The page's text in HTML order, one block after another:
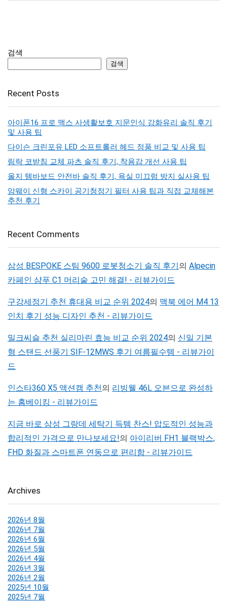
검색
검색
Recent Posts
아이폰16 프로 맥스 사생활보호 지문인식 강화유리 솔직 후기
및 사용 팁
다이슨 크린포유 LED 소프트롤러 헤드 정품 비교 및 사용 팁
림락 코받침 교체 파츠 솔직 후기, 착용감 개선 사용 팁
올지 템바보드 안전바 솔직 후기, 욕실 미끄럼 방지 실사용 팁
암웨이 신형 스카이 공기청정기 필터 사용 팁과 직접 교체해본
추천 후기
Recent Comments
삼성 BESPOKE 스팀 9600 로봇청소기 솔직 후기의 Alpecin
카페인 샴푸 C1 머리숱 고민 해결! - 리뷰가이드
구강세정기 추천 휴대용 비교 순위 2024의 맥북 에어 M4 13
인치 후기 성능 디자인 추천 - 리뷰가이드
밀크씨슬 추천 실리마린 효능 비교 순위 2024의 신일 기본
형 스탠드 선풍기 SIF-12MWS 후기 여름필수템 - 리뷰가이
드
인스타360 X5 액션캠 추천의 리빙웰 46L 오븐으로 완성하
는 홈베이킹 - 리뷰가이드
지금 바로 삼성 그랑데 세탁기 득템 찬스! 압도적인 성능과
합리적인 가격으로 만나보세요!의 아이리버 FH1 블랙박스,
FHD 화질과 스마트폰 연동으로 편리함 - 리뷰가이드
Archives
2026년 8월
2026년 7월
2026년 6월
2026년 5월
2026년 4월
2026년 3월
2026년 2월
2025년 10월
2025년 7월